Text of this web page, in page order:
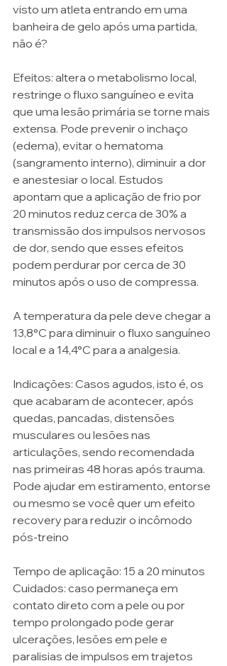
visto um atleta entrando em uma
banheira de gelo após uma partida,
não é?
Efeitos: altera o metabolismo local,
restringe o fluxo sanguíneo e evita
que uma lesão primária se torne mais
extensa. Pode prevenir o inchaço
(edema), evitar o hematoma
(sangramento interno), diminuir a dor
e anestesiar o local. Estudos
apontam que a aplicação de frio por
20 minutos reduz cerca de 30% a
transmissão dos impulsos nervosos
de dor, sendo que esses efeitos
podem perdurar por cerca de 30
minutos após o uso de compressa.
A temperatura da pele deve chegar a
13,8°C para diminuir o fluxo sanguíneo
local e a 14,4°C para a analgesia.
Indicações: Casos agudos, isto é, os
que acabaram de acontecer, após
quedas, pancadas, distensões
musculares ou lesões nas
articulações, sendo recomendada
nas primeiras 48 horas após trauma.
Pode ajudar em estiramento, entorse
ou mesmo se você quer um efeito
recovery para reduzir o incômodo
pós-treino
Tempo de aplicação: 15 a 20 minutos
Cuidados: caso permaneça em
contato direto com a pele ou por
tempo prolongado pode gerar
ulcerações, lesões em pele e
paralisias de impulsos em trajetos